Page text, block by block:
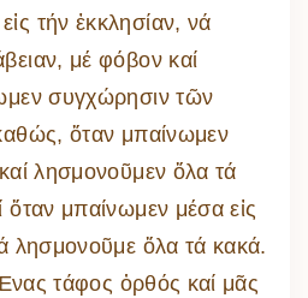
τήν ἐκκλησίαν, νά
μέ φόβον καί
συγχώρησιν τῶν
ὅταν μπαίνωμεν
λησμονοῦμεν ὅλα τά
ὅταν μπαίνωμεν μέσα εἰς
λησμονοῦμε ὅλα τά κακά.
Ἕνας τάφος ὀρθός καί μᾶς